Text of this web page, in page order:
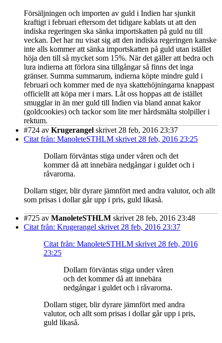
Försäljningen och importen av guld i Indien har sjunkit
kraftigt i februari eftersom det tidigare kablats ut att den
indiska regeringen ska sänka importskatten på guld nu till
veckan. Det har nu visat sig att den indiska regeringen kanske
inte alls kommer att sänka importskatten på guld utan istället
höja den till så mycket som 15%. När det gäller att bedra och
lura indierna att förlora sina tillgångar så finns det inga
gränser. Summa summarum, indierna köpte mindre guld i
februari och kommer med de nya skattehöjningarna knappast
officiellt att köpa mer i mars. Låt oss hoppas att de istället
smugglar in än mer guld till Indien via bland annat kakor
(goldcookies) och tackor som lite mer hårdsmälta stolpiller i
rektum.
#724 av Krugerangel skrivet 28 feb, 2016 23:37
Citat från: ManoleteSTHLM skrivet 28 feb, 2016 23:25
Dollarn förväntas stiga under våren och det
kommer då att innebära nedgångar i guldet och i
råvarorna.
Dollarn stiger, blir dyrare jämnfört med andra valutor, och allt
som prisas i dollar går upp i pris, guld likaså.
#725 av ManoleteSTHLM skrivet 28 feb, 2016 23:48
Citat från: Krugerangel skrivet 28 feb, 2016 23:37
Citat från: ManoleteSTHLM skrivet 28 feb, 2016
23:25
Dollarn förväntas stiga under våren
och det kommer då att innebära
nedgångar i guldet och i råvarorna.
Dollarn stiger, blir dyrare jämnfört med andra
valutor, och allt som prisas i dollar går upp i pris,
guld likaså.